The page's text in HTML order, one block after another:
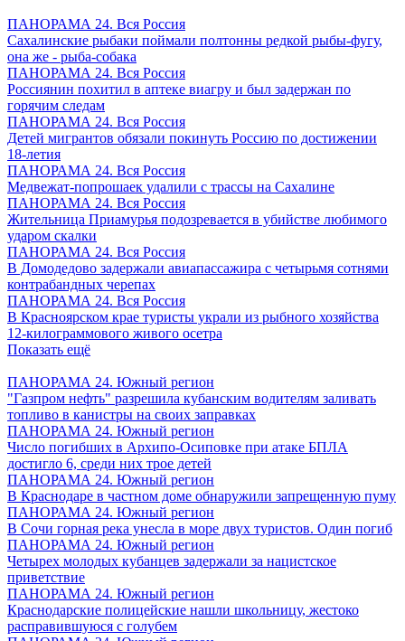
ПАНОРАМА 24. Вся Россия
Сахалинские рыбаки поймали полтонны редкой рыбы-фугу,
она же - рыба-собака
ПАНОРАМА 24. Вся Россия
Россиянин похитил в аптеке виагру и был задержан по
горячим следам
ПАНОРАМА 24. Вся Россия
Детей мигрантов обязали покинуть Россию по достижении
18-летия
ПАНОРАМА 24. Вся Россия
Медвежат-попрошаек удалили с трассы на Сахалине
ПАНОРАМА 24. Вся Россия
Жительница Приамурья подозревается в убийстве любимого
ударом скалки
ПАНОРАМА 24. Вся Россия
В Домодедово задержали авиапассажира с четырьмя сотнями
контрабандных черепах
ПАНОРАМА 24. Вся Россия
В Красноярском крае туристы украли из рыбного хозяйства
12-килограммового живого осетра
Показать ещё
ПАНОРАМА 24. Южный регион
"Газпром нефть" разрешила кубанским водителям заливать
топливо в канистры на своих заправках
ПАНОРАМА 24. Южный регион
Число погибших в Архипо-Осиповке при атаке БПЛА
достигло 6, среди них трое детей
ПАНОРАМА 24. Южный регион
В Краснодаре в частном доме обнаружили запрещенную пуму
ПАНОРАМА 24. Южный регион
В Сочи горная река унесла в море двух туристов. Один погиб
ПАНОРАМА 24. Южный регион
Четырех молодых кубанцев задержали за нацистское
приветствие
ПАНОРАМА 24. Южный регион
Краснодарские полицейские нашли школьницу, жестоко
расправившуюся с голубем